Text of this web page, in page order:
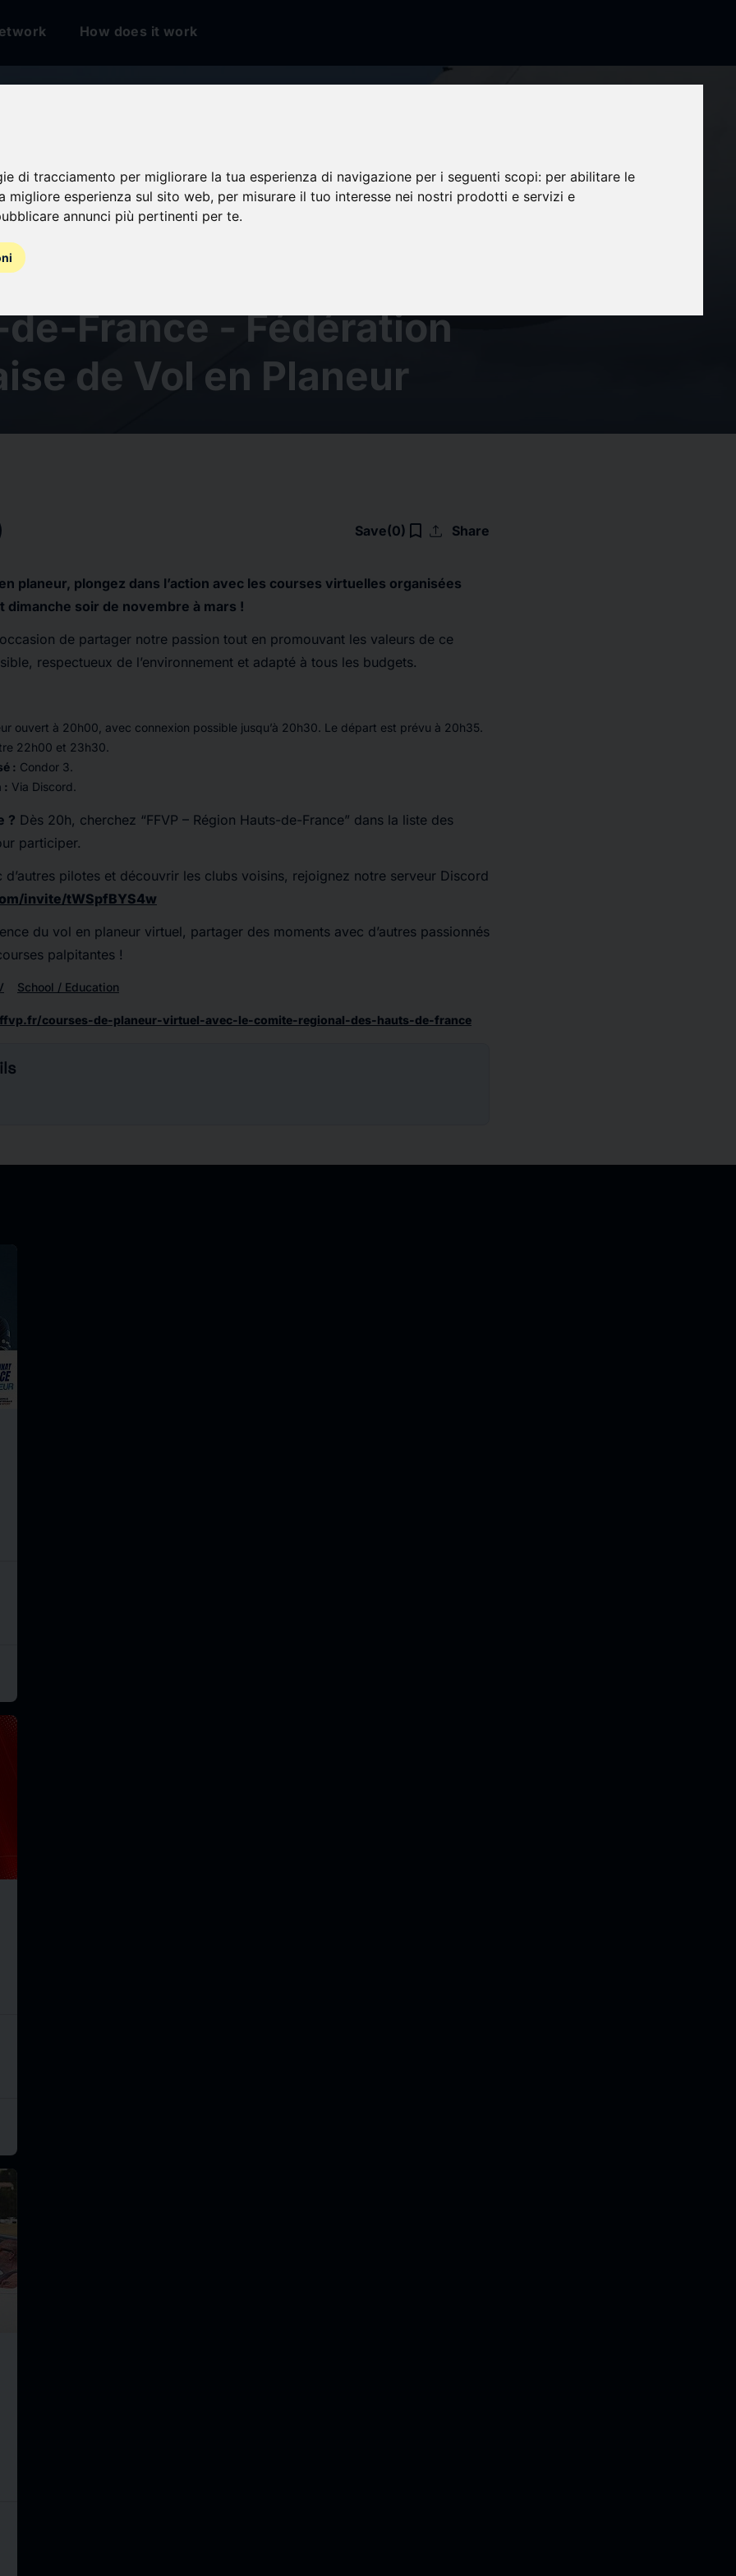
di tracciamento per migliorare la tua esperienza di navigazione per i seguenti scopi: per abilitare le
migliore esperienza sul sito web, per misurare il tuo interesse nei nostri prodotti e servizi e
annunci più pertinenti per te.
How does it work
de planeur virtuel
Comité Régional des
France - Fédération
de Vol en Planeur
Save(0) bookmark_border upload Share
planeur, plongez dans l’action avec les courses virtuelles organisées
dimanche soir de novembre à mars !
de partager notre passion tout en promouvant les valeurs de ce
respectueux de l’environnement et adapté à tous les budgets.
ouvert à 20h00, avec connexion possible jusqu’à 20h30. Le départ est prévu à 20h35.
22h00 et 23h30.
: Condor 3.
: Via Discord.
? Dès 20h, cherchez “FFVP – Région Hauts-de-France” dans la liste des
participer.
d’autres pilotes et découvrir les clubs voisins, rejoignez notre serveur Discord
invite/tWSpfBYS4w
du vol en planeur virtuel, partager des moments avec d’autres passionnés
palpitantes !
School / Education
courses-de-planeur-virtuel-avec-le-comite-regional-des-hauts-de-france